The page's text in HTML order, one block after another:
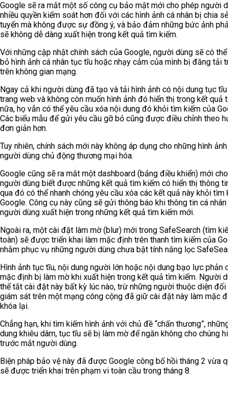
Google sẽ ra mắt một số công cụ bảo mật mới cho phép người
nhiều quyền kiểm soát hơn đối với các hình ảnh cá nhân bị chia
tuyến mà không được sự đồng ý, và bảo đảm những bức ảnh
sẽ không dễ dàng xuất hiện trong kết quả tìm kiếm.
Với những cập nhật chính sách của Google, người dùng sẽ có
bỏ hình ảnh cá nhân tục tĩu hoặc nhạy cảm của mình bị đăng tải
trên không gian mạng.
Ngay cả khi người dùng đã tạo và tải hình ảnh có nội dung tục
trang web và không còn muốn hình ảnh đó hiển thị trong kết quả
nữa, họ vẫn có thể yêu cầu xóa nội dung đó khỏi tìm kiếm của
Các biểu mẫu để gửi yêu cầu gỡ bỏ cũng được điều chỉnh theo
đơn giản hơn.
Tuy nhiên, chính sách mới này không áp dụng cho những hình
người dùng chủ động thương mại hóa.
Google cũng sẽ ra mắt một dashboard (bảng điều khiển) mới
người dùng biết được những kết quả tìm kiếm có hiển thị thông
qua đó có thể nhanh chóng yêu cầu xóa các kết quả này khỏi tìm
Google. Công cụ này cũng sẽ gửi thông báo khi thông tin cá
người dùng xuất hiện trong những kết quả tìm kiếm mới.
Ngoài ra, một cài đặt làm mờ (blur) mới trong SafeSearch (tìm
toàn) sẽ được triển khai làm mặc định trên thanh tìm kiếm của
nhằm phục vụ những người dùng chưa bật tính năng lọc
Hình ảnh tục tĩu, nội dung người lớn hoặc nội dung bạo lực phản
mặc định bị làm mờ khi xuất hiện trong kết quả tìm kiếm. Người
thể tắt cài đặt này bất kỳ lúc nào, trừ những người thuộc diện
giám sát trên một mạng công cộng đã giữ cài đặt này làm mặc
khóa lại.
Chẳng hạn, khi tìm kiếm hình ảnh với chủ đề “chấn thương”,
dung khiêu dâm, tục tĩu sẽ bị làm mờ để ngăn không cho chúng
trước mắt người dùng.
Biện pháp bảo vệ này đã được Google công bố hồi tháng 2 vừa
sẽ được triển khai trên phạm vi toàn cầu trong tháng 8.